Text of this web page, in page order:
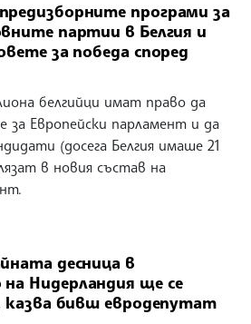
програми за
партии в Белгия и
за победа според
белгийци имат право да
за Европейски парламент и да
(досега Белгия имаше 21
в новия състав на
десница в
Нидерландия ще се
казва бивш евродепутат